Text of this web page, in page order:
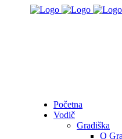
Početna
Vodič
Gradiška
O